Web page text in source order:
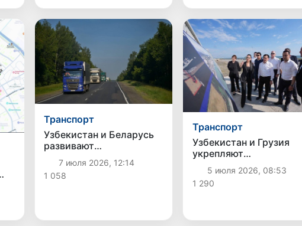
Транспорт
Узбекистан и Беларусь
развивают
сотрудничество в
укреплении устойчивых
транспортных
7 июля 2026, 12:14
1 058
Транспорт
Узбекистан и Грузия
укрепляют
сотрудничество в сфере
транспорта и логистики
5 июля 2026, 08:53
1 290